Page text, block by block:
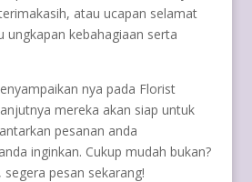
atau ucapan selamat
ungkapan kebahagiaan serta
nya pada Florist
mereka akan siap untuk
pesanan anda
inginkan. Cukup mudah bukan?
pesan sekarang!